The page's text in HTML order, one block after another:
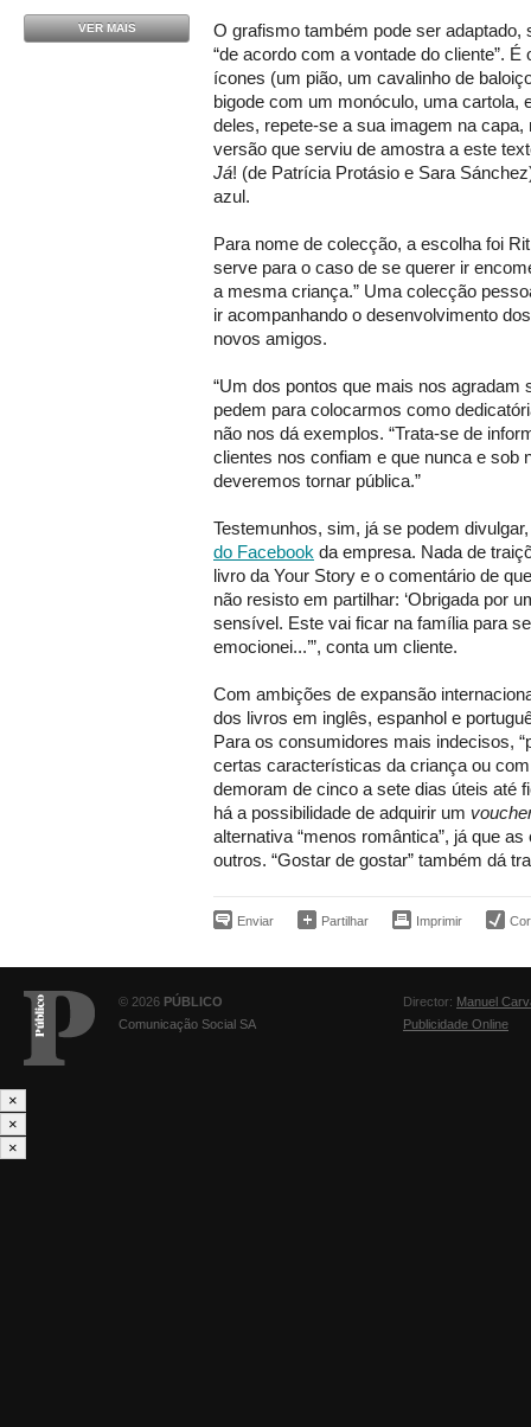
O grafismo também pode ser adaptado,
“de acordo com a vontade do cliente”.
ícones (um pião, um cavalinho de
bigode com um monóculo, uma cartola,
deles, repete-se a sua imagem na capa,
versão que serviu de amostra a este
Já! (de Patrícia Protásio e Sara
azul.
Para nome de colecção, a escolha foi
serve para o caso de se querer ir
a mesma criança.” Uma colecção
ir acompanhando o desenvolvimento
novos amigos.
“Um dos pontos que mais nos agradam
pedem para colocarmos como
não nos dá exemplos. “Trata-se de
clientes nos confiam e que nunca e sob
deveremos tornar pública.”
Testemunhos, sim, já se podem
do Facebook da empresa. Nada de
livro da Your Story e o comentário de
não resisto em partilhar: ‘Obrigada por
sensível. Este vai ficar na família para
emocionei...’”, conta um cliente.
Com ambições de expansão
dos livros em inglês, espanhol e
Para os consumidores mais indecisos,
certas características da criança ou
demoram de cinco a sete dias úteis até
há a possibilidade de adquirir um
alternativa “menos romântica”, já que
outros. “Gostar de gostar” também dá
Enviar Partilhar Imprimir
VER MAIS
© 2026 PÚBLICO
Comunicação Social SA
Director: Manuel
Publicidade Online
×
×
×